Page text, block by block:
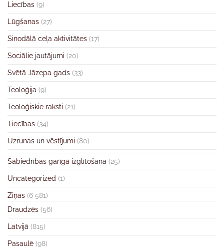
Liecības (9)
Lūgšanas (27)
Sinodālā ceļa aktivitātes (17)
Sociālie jautājumi (20)
Svētā Jāzepa gads (33)
Teoloģija (9)
Teoloģiskie raksti (21)
Tiecības (34)
Uzrunas un vēstījumi (80)
Sabiedrības garīgā izglītošana (25)
Uncategorized (1)
Ziņas (6 581)
Draudzēs (56)
Latvijā (815)
Pasaulē (98)